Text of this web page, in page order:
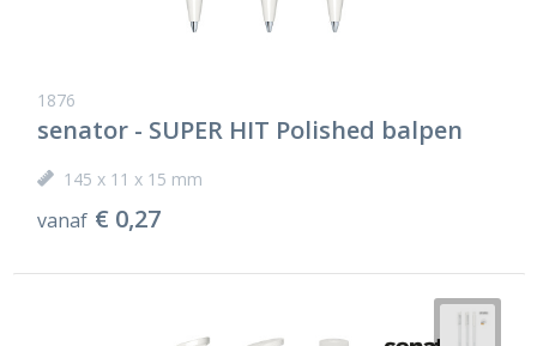
1876
senator - SUPER HIT Polished balpen
145 x 11 x 15 mm
vanaf € 0,27